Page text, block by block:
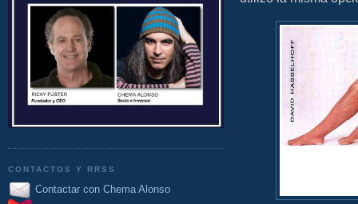
CONTACTOS Y RRSS
Contactar con Chema Alonso